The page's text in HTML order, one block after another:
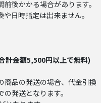
後かかる場合があります。
日時指定は出来ません。
計金額5,500円以上で無料)
商品の発送の場合、代金引換
発送となります。